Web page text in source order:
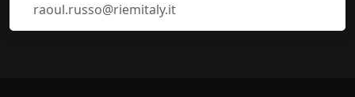
raoul.russo@riemitaly.it